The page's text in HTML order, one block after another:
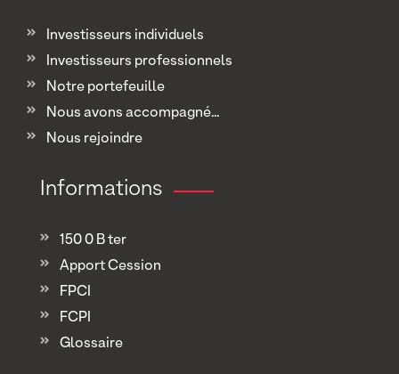
Investisseurs individuels
Investisseurs professionnels
Notre portefeuille
Nous avons accompagné...
Nous rejoindre
Informations
150 0 B ter
Apport Cession
FPCI
FCPI
Glossaire